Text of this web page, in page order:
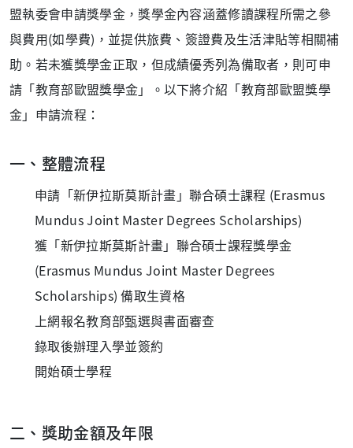
盟執委會申請獎學金，獎學金內容涵蓋修讀課程所需之參
與費用(如學費)，並提供旅費、簽證費及生活津貼等相關補
助。若未獲獎學金正取，但成績優秀列為備取者，則可申
請「教育部歐盟獎學金」。以下將介紹「教育部歐盟獎學
金」申請流程：
一、整體流程
申請「新伊拉斯莫斯計畫」聯合碩士課程 (Erasmus
Mundus Joint Master Degrees Scholarships)
獲「新伊拉斯莫斯計畫」聯合碩士課程獎學金
(Erasmus Mundus Joint Master Degrees
Scholarships) 備取生資格
上網報名教育部甄選與書面審查
錄取後辦理入學並簽約
開始碩士學程
二、獎助金額及年限